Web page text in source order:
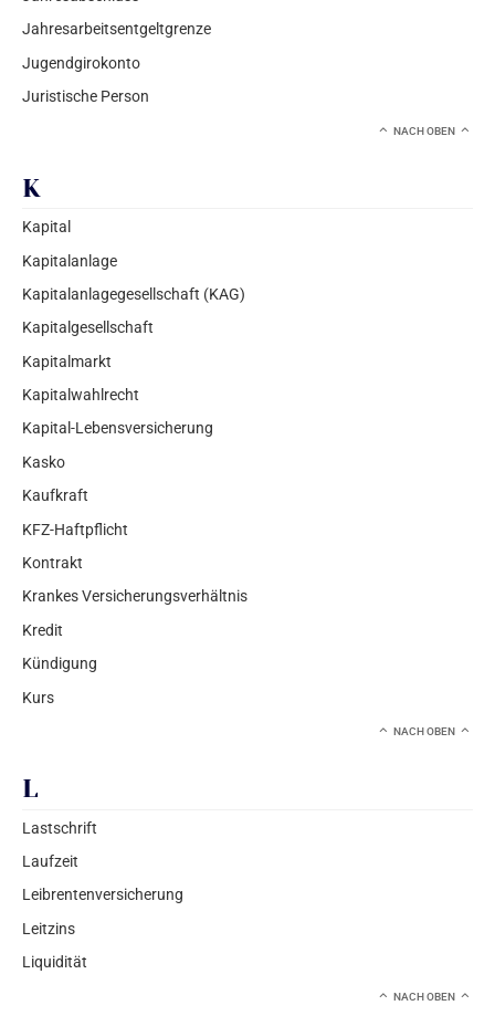
Jahresarbeitsentgeltgrenze
Jugendgirokonto
Juristische Person
NACH OBEN
K
Kapital
Kapitalanlage
Kapitalanlagegesellschaft (KAG)
Kapitalgesellschaft
Kapitalmarkt
Kapitalwahlrecht
Kapital-Lebensversicherung
Kasko
Kaufkraft
KFZ-Haftpflicht
Kontrakt
Krankes Versicherungsverhältnis
Kredit
Kündigung
Kurs
NACH OBEN
L
Lastschrift
Laufzeit
Leibrentenversicherung
Leitzins
Liquidität
NACH OBEN